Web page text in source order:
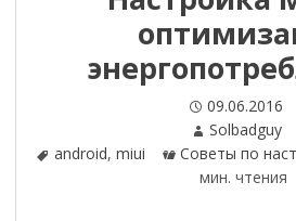
09.06.2016
Автор
Solbadguy
Теги
android, miui Категории
Советы по
мин. чтения